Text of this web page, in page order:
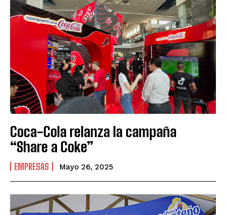
Coca-Cola relanza la campaña
“Share a Coke”
EMPRESAS Mayo 26, 2025